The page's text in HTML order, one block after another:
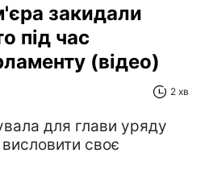
закидали
під час
(відео)
2 хв
для глави уряду
своє